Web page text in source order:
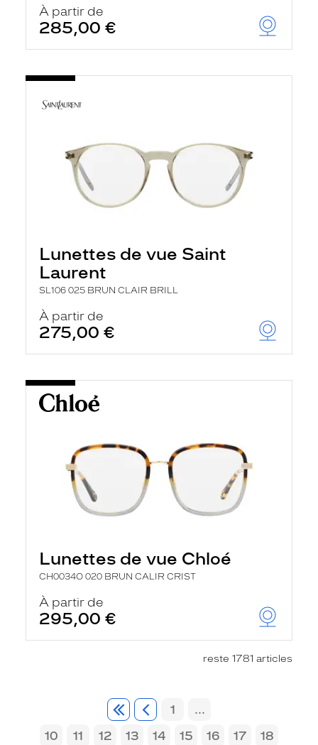
À partir de
285,00 €
Lunettes de vue Saint
Laurent
SL106 025 BRUN CLAIR BRILL
À partir de
275,00 €
Lunettes de vue Chloé
CH0034O 020 BRUN CALIR CRIST
À partir de
295,00 €
reste 1781 articles
1
...
10
11 12 13 14 15 16 17
18